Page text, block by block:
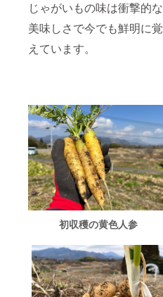
じゃがいもの味は衝撃的な
美味しさで今でも鮮明に覚
えています。
初収穫の黄色人参